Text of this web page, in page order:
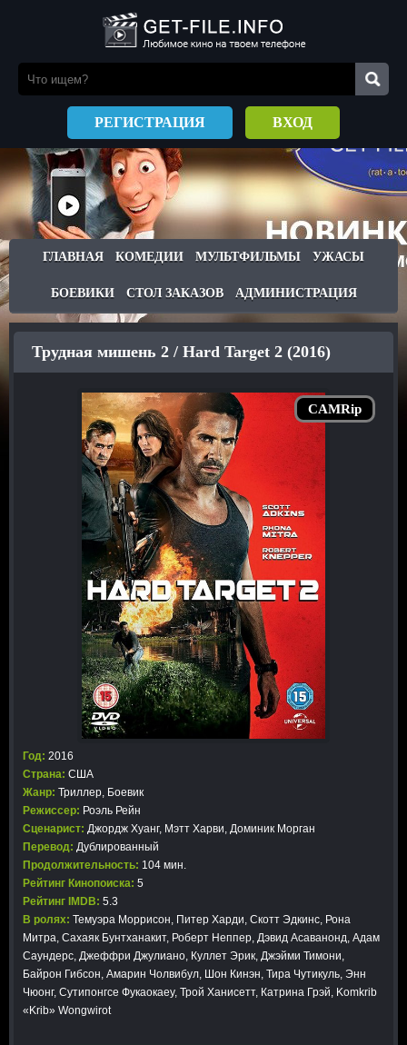
РЕГИСТРАЦИЯ ВХОД
ГЛАВНАЯ КОМЕДИИ МУЛЬТФИЛЬМЫ УЖАСЫ
БОЕВИКИ СТОЛ ЗАКАЗОВ АДМИНИСТРАЦИЯ
CAMRip
Трудная мишень 2 / Hard Target 2 (2016)
Год: 2016
Страна: США
Жанр: Триллер, Боевик
Режиссер: Роэль Рейн
Сценарист: Джордж Хуанг, Мэтт Харви, Доминик Морган
Перевод: Дублированный
Продолжительность: 104 мин.
Рейтинг Кинопоиска: 5
Рейтинг IMDB: 5.3
В ролях: Темуэра Моррисон, Питер Харди, Скотт Эдкинс, Рона
Митра, Сахаяк Бунтханакит, Роберт Неппер, Дэвид Асаванонд, Адам
Саундерс, Джеффри Джулиано, Куллет Эрик, Джэйми Тимони,
Байрон Гибсон, Амарин Чолвибул, Шон Кинэн, Тира Чутикуль, Энн
Чюонг, Сутипонгсе Фукаокаеу, Трой Ханисетт, Катрина Грэй, Komkrib
«Krib» Wongwirot